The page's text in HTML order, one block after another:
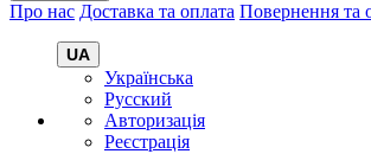
Про нас Доставка та оплата Повернення та
UA
Українська
Русский
Авторизація
Реєстрація